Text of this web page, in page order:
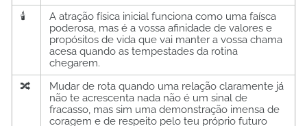
🕯️
A atração física inicial funciona como uma faísca
poderosa, mas é a vossa afinidade de valores e
propósitos de vida que vai manter a vossa chama
acesa quando as tempestades da rotina
chegarem.
🔀
Mudar de rota quando uma relação claramente já
não te acrescenta nada não é um sinal de
fracasso, mas sim uma demonstração imensa de
coragem e de respeito pelo teu próprio futuro